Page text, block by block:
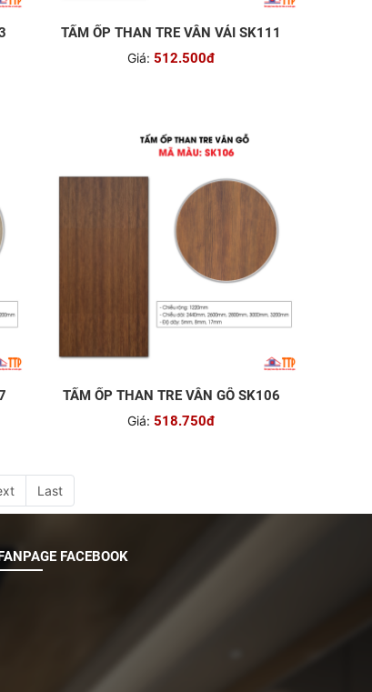
TẤM ỐP THAN TRE VÂN VẢI SK111
Giá: 512.500đ
TẤM ỐP THAN TRE VÂN GỖ SK106
Giá: 518.750đ
Last
FACEBOOK